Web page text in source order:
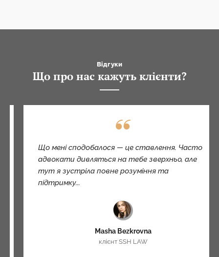
Відгуки
Що про нас кажуть клієнти?
Що мені сподобалося — це ставлення. Часто
адвокати дивляться на тебе зверхньо, але
тут я зустріла повне розуміння та
підтримку...
Masha Bezkrovna
клієнт SSH LAW